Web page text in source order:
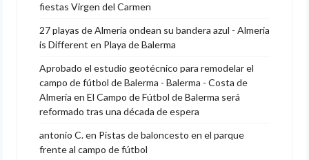
fiestas Virgen del Carmen
27 playas de Almería ondean su bandera azul - Almeria
is Different en Playa de Balerma
Aprobado el estudio geotécnico para remodelar el
campo de fútbol de Balerma - Balerma - Costa de
Almería en El Campo de Fútbol de Balerma será
reformado tras una década de espera
antonio C.en Pistas de baloncesto en el parque
frente al campo de fútbol